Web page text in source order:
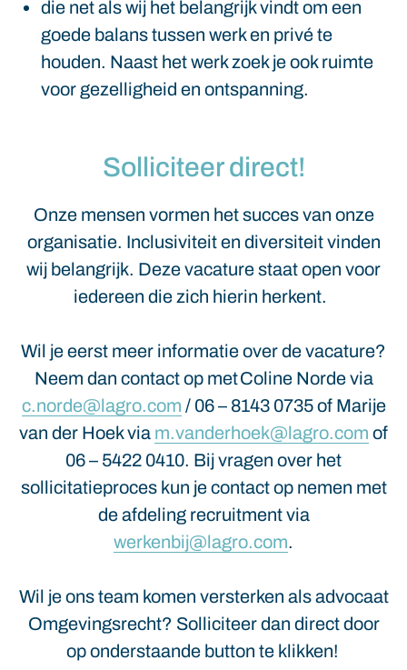
die net als wij het belangrijk vindt om een
goede balans tussen werk en privé te
houden. Naast het werk zoek je ook ruimte
voor gezelligheid en ontspanning.
Solliciteer direct!
Onze mensen vormen het succes van onze
organisatie. Inclusiviteit en diversiteit vinden
wij belangrijk. Deze vacature staat open voor
iedereen die zich hierin herkent.
Wil je eerst meer informatie over de vacature?
Neem dan contact op met Coline Norde via
c.norde@lagro.com / 06 – 8143 0735 of Marije
van der Hoek via m.vanderhoek@lagro.com of
06 – 5422 0410. Bij vragen over het
sollicitatieproces kun je contact op nemen met
de afdeling recruitment via
werkenbij@lagro.com.
Wil je ons team komen versterken als advocaat
Omgevingsrecht? Solliciteer dan direct door
op onderstaande button te klikken!